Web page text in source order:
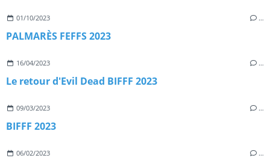
01/10/2023 …
PALMARÈS FEFFS 2023
16/04/2023 …
Le retour d'Evil Dead BIFFF 2023
09/03/2023 …
BIFFF 2023
06/02/2023 …